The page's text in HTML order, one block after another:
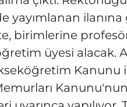
yayımlanan ilanına
birimlerine
üyesi alacak.
Kanunu